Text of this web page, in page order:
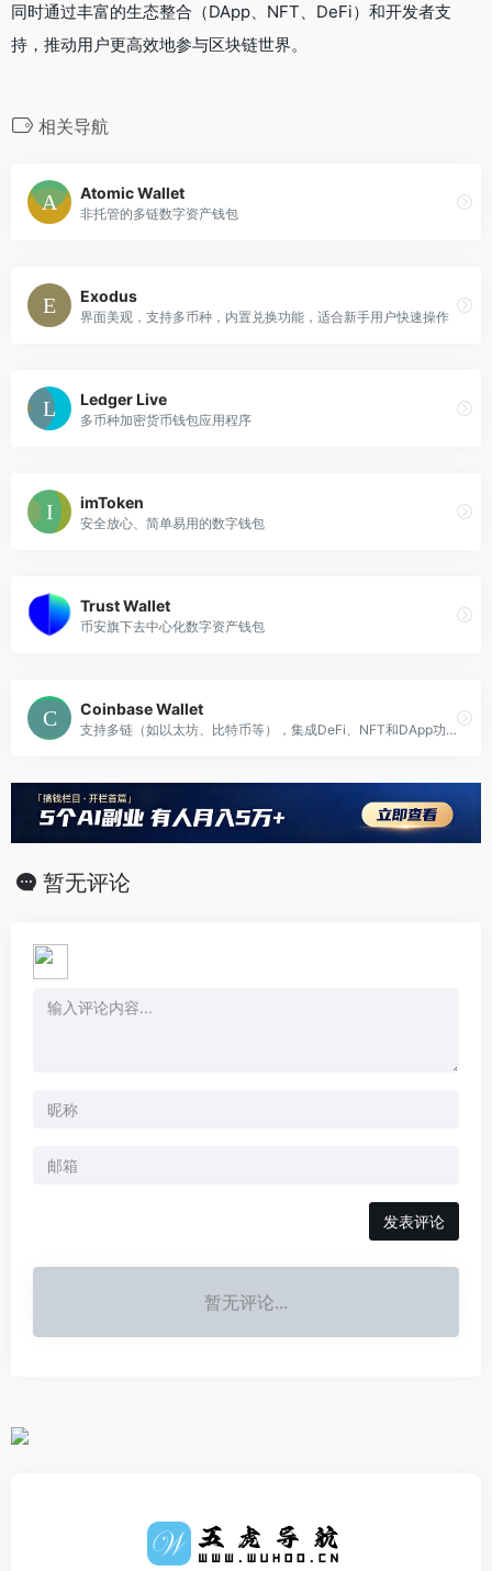
同时通过丰富的生态整合（DApp、NFT、DeFi）和开发者支
持，推动用户更高效地参与区块链世界。
相关导航
Atomic Wallet
非托管的多链数字资产钱包
Exodus
界面美观，支持多币种，内置兑换功能，适合新手用户快速操作
Ledger Live
多币种加密货币钱包应用程序
imToken
安全放心、简单易用的数字钱包
Trust Wallet
币安旗下去中心化数字资产钱包
Coinbase Wallet
支持多链（如以太坊、比特币等），集成DeFi、NFT和DApp功能，私钥完全由用户控制
暂无评论
发表评论
暂无评论...